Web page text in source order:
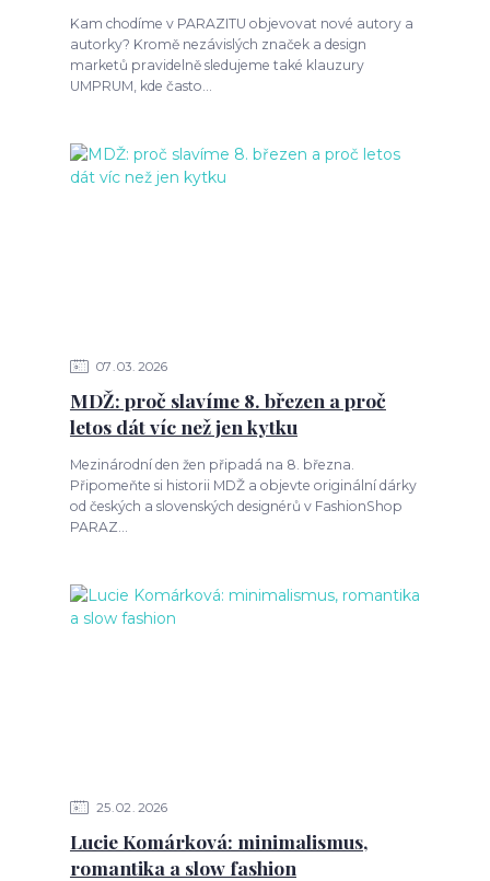
Kam chodíme v PARAZITU objevovat nové autory a
autorky? Kromě nezávislých značek a design
marketů pravidelně sledujeme také klauzury
UMPRUM, kde často...
07 03 2026
MDŽ: proč slavíme 8. březen a proč
letos dát víc než jen kytku
Mezinárodní den žen připadá na 8. března.
Připomeňte si historii MDŽ a objevte originální dárky
od českých a slovenských designérů v FashionShop
PARAZ...
25 02 2026
Lucie Komárková: minimalismus,
romantika a slow fashion